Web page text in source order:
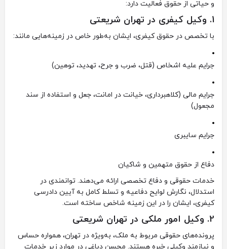
و حیاتی از حقوق فعالیت دارد:
1. وکیل کیفری در تهران شریعتی
با تخصص در حقوق کیفری، ایشان به‌طور خاص در زمینه‌هایی مانند:
جرایم علیه اشخاص (قتل، ضرب و جرح، تهدید، توهین)
جرایم مالی (کلاهبرداری، خیانت در امانت، جعل و استفاده از سند
مجعول)
جرایم سایبری
دفاع از حقوق متهمین و شاکیان
خدمات حقوقی و دفاع تخصصی ارائه می‌دهند. توانمندی در
استدلال، نگارش لوایح دفاعیه و تسلط کامل به آیین دادرسی
کیفری، ایشان را در این زمینه شاخص ساخته است.
2. وکیل امور ملکی در تهران شریعتی
پرونده‌های حقوقی مربوط به ملک، به‌ویژه در تهران، همواره حساس
و نیازمند وکیلی خبره هستند. محسن دباغی در موارد زیر خدمات